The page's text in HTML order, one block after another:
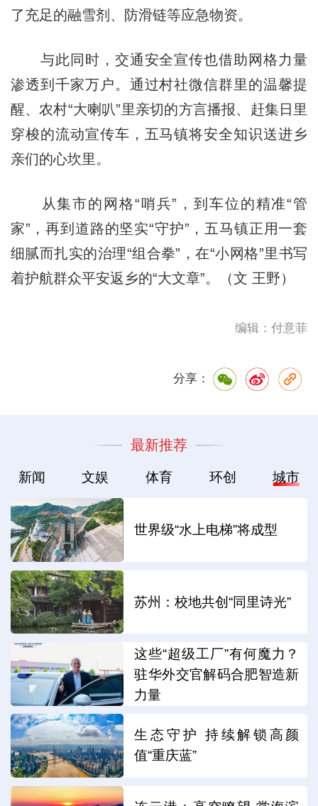
了充足的融雪剂、防滑链等应急物资。
与此同时，交通安全宣传也借助网格力量
渗透到千家万户。通过村社微信群里的温馨提
醒、农村“大喇叭”里亲切的方言播报、赶集日里
穿梭的流动宣传车，五马镇将安全知识送进乡
亲们的心坎里。
从集市的网格“哨兵”，到车位的精准“管
家”，再到道路的坚实“守护”，五马镇正用一套
细腻而扎实的治理“组合拳”，在“小网格”里书写
着护航群众平安返乡的“大文章”。（文 王野）
编辑：付意菲
分享：
最新推荐
新闻 文娱 体育 环创 城市
世界级“水上电梯”将成型
苏州：校地共创“同里诗光”
这些“超级工厂”有何魔力？
驻华外交官解码合肥智造新
力量
生态守护 持续解锁高颜
值“重庆蓝”